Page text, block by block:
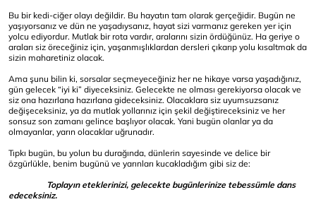
Bu bir kedi-ciğer olayı değildir. Bu hayatın tam olarak gerçeğidir. Bugün ne
yaşıyorsanız ve dün ne yaşadıysanız, hayat sizi varmanız gereken yer için
yolcu ediyordur. Mutlak bir rota vardır, aralarını sizin ördüğünüz. Ha geriye o
araları siz öreceğiniz için, yaşanmışlıklardan dersleri çıkarıp yolu kısaltmak da
sizin maharetiniz olacak.
Ama şunu bilin ki, sorsalar seçmeyeceğiniz her ne hikaye varsa yaşadığınız,
gün gelecek “iyi ki” diyeceksiniz. Gelecekte ne olması gerekiyorsa olacak ve
siz ona hazırlana hazırlana gideceksiniz. Olacaklara siz uyumsuzsanız
değişeceksiniz, ya da mutlak yollarınız için şekil değiştireceksiniz ve her
sonsuz son zamanı gelince başlıyor olacak. Yani bugün olanlar ya da
olmayanlar, yarın olacaklar uğrunadır.
Tıpkı bugün, bu yolun bu durağında, dünlerin sayesinde ve delice bir
özgürlükle, benim bugünü ve yarınları kucakladığım gibi siz de:
Toplayın eteklerinizi, gelecekte bugünlerinize tebessümle dans
edeceksiniz.